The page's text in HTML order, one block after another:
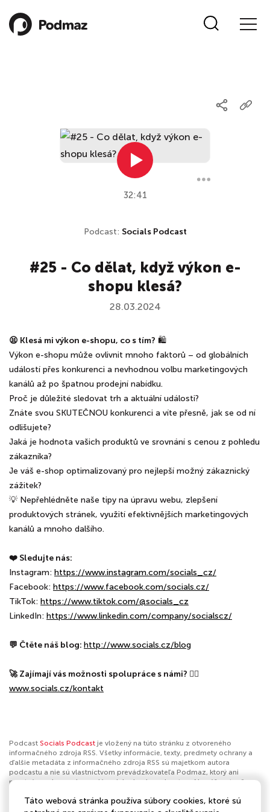
32:41
Podcast: Socials Podcast
#25 - Co dělat, když výkon e-
shopu klesá?
28.03.2024
😫 Klesá mi výkon e-shopu, co s tím? 🛍️
Výkon e-shopu může ovlivnit mnoho faktorů – od globálních
událostí přes konkurenci a nevhodnou volbu marketingových
kanálů až po špatnou prodejní nabídku.
Proč je důležité sledovat trh a aktuální události?
Znáte svou SKUTEČNOU konkurenci a víte přesně, jak se od ní
odlišujete?
Jaká je hodnota vašich produktů ve srovnání s cenou z pohledu
zákazníka?
Je váš e-shop optimalizovaný pro nejlepší možný zákaznický
zážitek?
💡 Nepřehlédněte naše tipy na úpravu webu, zlepšení
produktových stránek, využití efektivnějších marketingových
kanálů a mnoho dalšího.
❤️ Sledujte nás:
Instagram: ⁠⁠⁠⁠⁠⁠⁠⁠⁠⁠⁠⁠https://www.instagram.com/socials_cz/⁠⁠⁠⁠⁠⁠⁠⁠⁠⁠⁠⁠
Facebook: ⁠⁠⁠⁠⁠⁠⁠⁠⁠⁠⁠⁠https://www.facebook.com/socials.cz/⁠⁠⁠⁠⁠⁠⁠⁠⁠⁠⁠⁠
TikTok: ⁠⁠⁠⁠⁠⁠⁠⁠⁠⁠⁠⁠https://www.tiktok.com/@socials_cz⁠⁠⁠⁠⁠⁠⁠⁠⁠⁠⁠⁠
LinkedIn: ⁠⁠⁠⁠⁠⁠⁠⁠⁠⁠⁠⁠https://www.linkedin.com/company/socialscz/⁠⁠⁠⁠⁠⁠⁠⁠⁠⁠⁠⁠
💬 Čtěte náš blog: ⁠⁠⁠⁠⁠⁠⁠⁠⁠⁠⁠⁠http://www.socials.cz/blog⁠⁠⁠⁠⁠⁠⁠⁠⁠⁠⁠⁠
🚀 Zajímají vás možnosti spolupráce s námi? 👉🏼
⁠⁠⁠⁠⁠⁠⁠⁠⁠⁠www.socials.cz/kontakt⁠⁠⁠⁠⁠⁠⁠⁠⁠
Podcast Socials Podcast je vložený na túto stránku z otvoreného
informačného zdroja RSS. Všetky informácie, texty, predmety ochrany a
ďalšie metadáta z informačného zdroja RSS sú majetkom autora
podcastu a nie sú vlastníctvom prevádzkovateľa Podmaz, ktorý ani
nevytvára ani nezodpovedá za ich obsah podcastov. Ak máš za to, že
nahlásiť obsah. Ak je toto tvoj podcast a chceš získať kontrolu nad týmto
Táto webová stránka používa súbory cookies, ktoré sú